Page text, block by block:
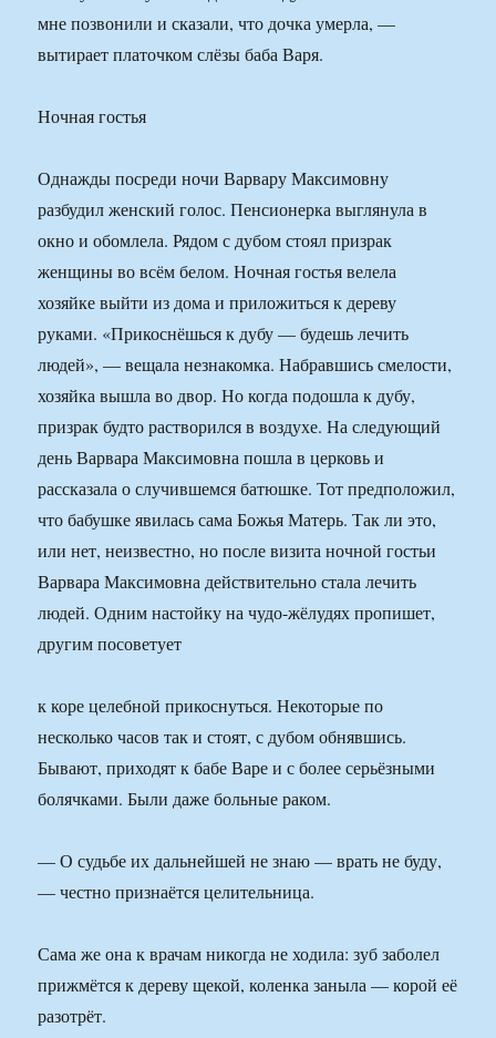
мне позвонили и сказали, что дочка умерла, —
вытирает платочком слёзы баба Варя.
Ночная гостья
Однажды посреди ночи Варвару Максимовну
разбудил женский голос. Пенсионерка выглянула в
окно и обомлела. Рядом с дубом стоял призрак
женщины во всём белом. Ночная гостья велела
хозяйке выйти из дома и приложиться к дереву
руками. «Прикоснёшься к дубу — будешь лечить
людей», — вещала незнакомка. Набравшись смелости,
хозяйка вышла во двор. Но когда подошла к дубу,
призрак будто растворился в воздухе. На следующий
день Варвара Максимовна пошла в церковь и
рассказала о случившемся батюшке. Тот предположил,
что бабушке явилась сама Божья Матерь. Так ли это,
или нет, неизвестно, но после визита ночной гостьи
Варвара Максимовна действительно стала лечить
людей. Одним настойку на чудо-жёлудях пропишет,
другим посоветует
к коре целебной прикоснуться. Некоторые по
несколько часов так и стоят, с дубом обнявшись.
Бывают, приходят к бабе Варе и с более серьёзными
болячками. Были даже больные раком.
— О судьбе их дальнейшей не знаю — врать не буду,
— честно признаётся целительница.
Сама же она к врачам никогда не ходила: зуб заболел
прижмётся к дереву щекой, коленка заныла — корой её
разотрёт.